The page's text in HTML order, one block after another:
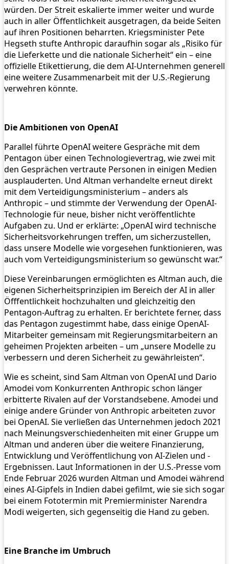
würden. Der Streit eskalierte immer weiter und wurde
auch in aller Öffentlichkeit ausgetragen, da beide Seiten
auf ihren Positionen beharrten. Kriegsminister Pete
Hegseth stufte Anthropic daraufhin sogar als „Risiko für
die Lieferkette und die nationale Sicherheit“ ein – eine
offizielle Etikettierung, die dem AI-Unternehmen generell
eine weitere Zusammenarbeit mit der U.S.-Regierung
verwehren könnte.
Die Ambitionen von OpenAI
Parallel führte OpenAI weitere Gespräche mit dem
Pentagon über einen Technologievertrag, wie zwei mit
den Gesprächen vertraute Personen in einigen Medien
ausplauderten. Und Altman verhandelte erneut direkt
mit dem Verteidigungsministerium – anders als
Anthropic – und stimmte der Verwendung der OpenAI-
Technologie für neue, bisher nicht veröffentlichte
Aufgaben zu. Und er erklärte: „OpenAI wird technische
Sicherheitsvorkehrungen treffen, um sicherzustellen,
dass unsere Modelle wie vorgesehen funktionieren, was
auch vom Verteidigungsministerium so gewünscht war.“
Diese Vereinbarungen ermöglichten es Altman auch, die
eigenen Sicherheitsprinzipien im Bereich der AI in aller
Öfffentlichkeit hochzuhalten und gleichzeitig den
Pentagon-Auftrag zu erhalten. Er berichtete ferner, dass
das Pentagon zugestimmt habe, dass einige OpenAI-
Mitarbeiter gemeinsam mit Regierungsmitarbeitern an
geheimen Projekten arbeiten – um „unsere Modelle zu
verbessern und deren Sicherheit zu gewährleisten“.
Wie es scheint, sind Sam Altman von OpenAI und Dario
Amodei vom Konkurrenten Anthropic schon länger
erbitterte Rivalen auf der Vorstandsebene. Amodei und
einige andere Gründer von Anthropic arbeiteten zuvor
bei OpenAI. Sie verließen das Unternehmen jedoch 2021
nach Meinungsverschiedenheiten mit einer Gruppe um
Altman und anderen über die weitere Finanzierung,
Entwicklung und Veröffentlichung von AI-Zielen und -
Ergebnissen. Laut Informationen in der U.S.-Presse vom
Ende Februar 2026 wurden Altman und Amodei während
eines AI-Gipfels in Indien dabei gefilmt, wie sie sich sogar
bei einem Fototermin mit Premierminister Narendra
Modi weigerten, sich gegenseitig die Hand zu geben.
Eine Branche im Umbruch